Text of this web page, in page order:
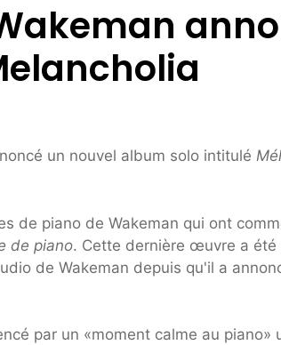
un nouvel album solo intitulé
de piano de Wakeman qui ont
de piano. Cette dernière œuvre a été
de Wakeman depuis qu'il a
par un «moment calme au piano»